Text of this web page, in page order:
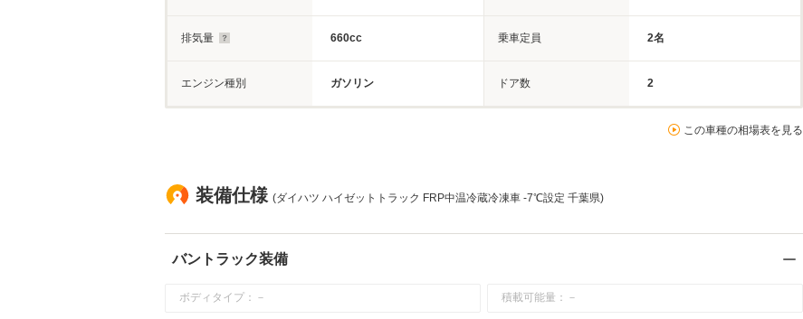
排気量 660cc 乗車定員 2名
エンジン種別 ガソリン ドア数 2
この車種の相場表を見る
装備仕様 (ダイハツ ハイゼットトラック FRP中温冷蔵冷凍車 -7℃設定 千葉県)
バントラック装備
ボディタイプ：－ 積載可能量：－